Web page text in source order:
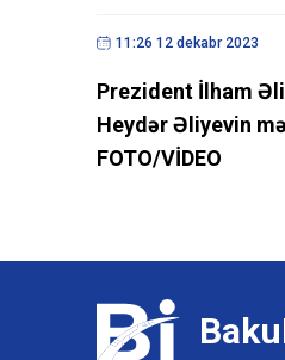
11:26 12 dekabr 2023
Prezident İlham
Heydər Əliyevin
FOTO/VİDEO